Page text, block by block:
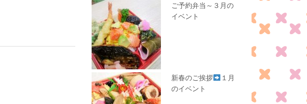
ご予約弁当～３月の
イベント
新春のご挨拶
１月
のイベント